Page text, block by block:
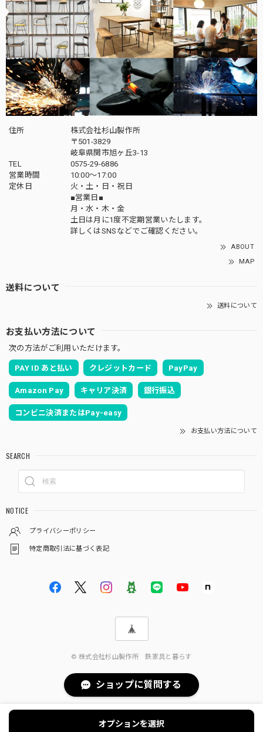
住所
株式会社杉山製作所
〒501-3829
岐阜県関市旭ヶ丘3-13
TEL
0575-29-6886
営業時間
10:00～17:00
定休日
火・土・日・祝日
■営業日■
月・水・木・金
土日は月に1度不定期営業いたします。
詳しくはSNSなどでご確認ください。
ABOUT
MAP
送料について
送料について
お支払い方法について
次の方法がご利用いただけます。
PAY ID あと払い クレジットカード PayPay
Amazon Pay キャリア決済 銀行振込
コンビニ決済またはPay-easy
お支払い方法について
SEARCH
NOTICE
プライバシーポリシー
特定商取引法に基づく表記
© 株式会社杉山製作所 鉄家具と暮らす
オプションを選択
ショップに質問する